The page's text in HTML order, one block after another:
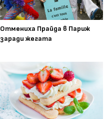
Отмениха Прайда в Париж
заради жегата